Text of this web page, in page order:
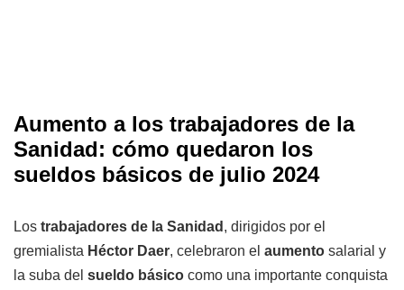
Aumento a los trabajadores de la
Sanidad: cómo quedaron los
sueldos básicos de julio 2024
Los trabajadores de la Sanidad , dirigidos por el
gremialista Héctor Daer, celebraron el aumento salarial y
la suba del sueldo básico como una importante conquista